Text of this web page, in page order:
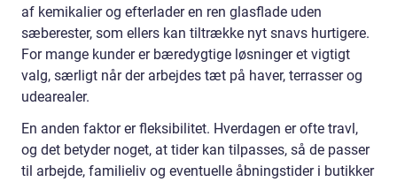
af kemikalier og efterlader en ren glasflade uden
sæberester, som ellers kan tiltrække nyt snavs hurtigere.
For mange kunder er bæredygtige løsninger et vigtigt
valg, særligt når der arbejdes tæt på haver, terrasser og
udearealer.
En anden faktor er fleksibilitet. Hverdagen er ofte travl,
og det betyder noget, at tider kan tilpasses, så de passer
til arbejde, familieliv og eventuelle åbningstider i butikker